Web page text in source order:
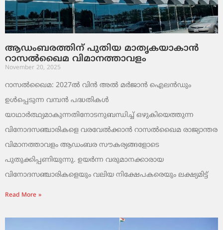
ആഡംബരത്തിന് പുതിയ മാതൃകയാകാൻ
റാസൽഖൈമ വിമാനത്താവളം
November 20, 2025
റാസൽഖൈമ: 2027ൽ വിൻ അൽ മർജാൻ ഐലൻഡും
ഉൾപ്പെടുന്ന വമ്പൻ പദ്ധതികൾ
യാഥാർത്ഥ്യമാകുന്നതിനോടനുബന്ധിച്ച് ഒഴുകിയെത്തുന്ന
വിനോദസഞ്ചാരികളെ വരവേൽക്കാൻ റാസൽഖൈമ രാജ്യാന്തര
വിമാനത്താവളം ആഡംബര സൗകര്യങ്ങളോടെ
പുതുക്കിപ്പണിയുന്നു. ഉയർന്ന വരുമാനക്കാരായ
വിനോദസഞ്ചാരികളെയും വലിയ നിക്ഷേപകരെയും ലക്ഷ്യമിട്ട്
Read More »